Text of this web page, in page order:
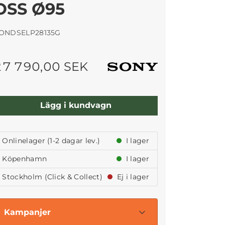
Ø95
790,00 SEK
Lägg i kundvagn
Onlinelager (1-2 dagar lev.)
I lager
Köpenhamn
I lager
Stockholm (Click & Collect)
Ej i lager
Kampanjer